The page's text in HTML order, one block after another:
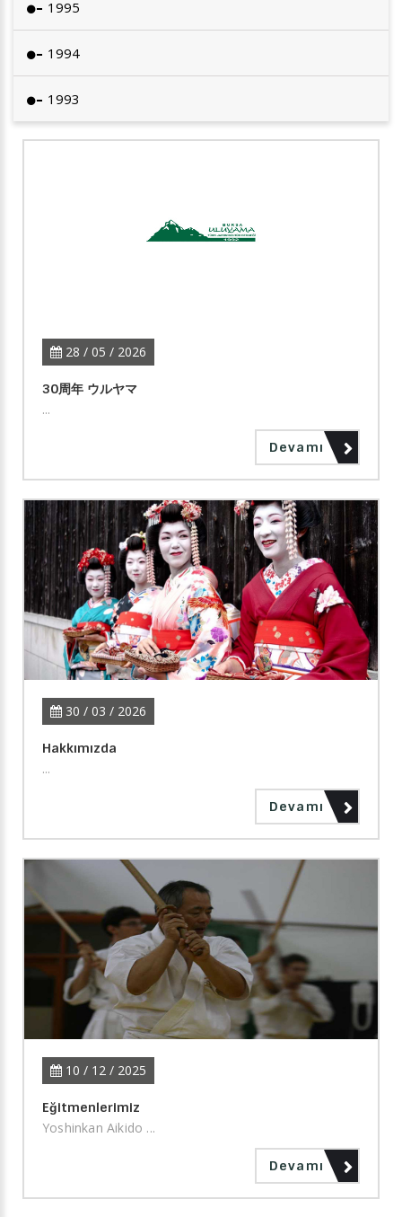
1995
1994
1993
28 / 05 / 2026
30周年 ウルヤマ
...
Devamı
30 / 03 / 2026
Hakkımızda
...
Devamı
10 / 12 / 2025
Eğitmenlerimiz
Yoshinkan Aikido ...
Devamı